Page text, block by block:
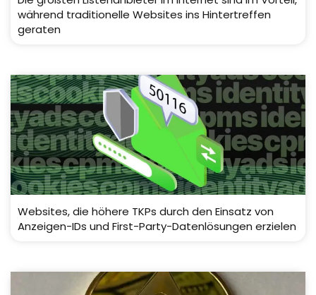
während traditionelle Websites ins Hintertreffen
geraten
Websites, die höhere TKPs durch den Einsatz von
Anzeigen-IDs und First-Party-Datenlösungen erzielen